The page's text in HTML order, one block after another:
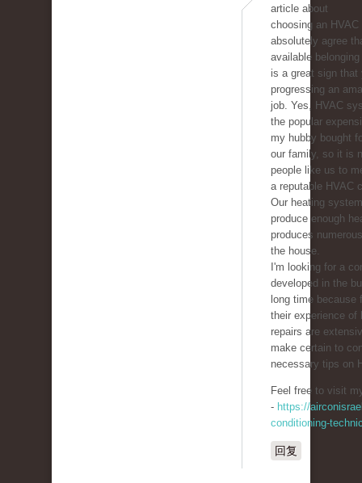
article about
choosing an
absolutely agree
available
is a great sign
progressing an
job. Yes, HVAC
the popular
my hubby bought
our family, so it is
people like us to
a reputable HVAC
Our heating
produce enough
produces
the house.
I'm looking for a
developed in the
long time because
their experience of
repairs are
make certain to
necessary tips on
- https://
conditioning-
回复